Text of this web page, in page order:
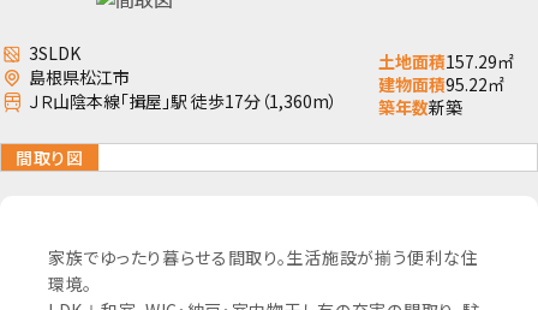
家族でゆったり暮らせる間取り。生活施設が揃う便利な住
環境。
3SLDK
島根県松江市
ＪＲ山陰本線「揖屋」駅 徒歩17分（1,360m）
土地面積157.29㎡
建物面積95.22㎡
築年数新築
間取り図